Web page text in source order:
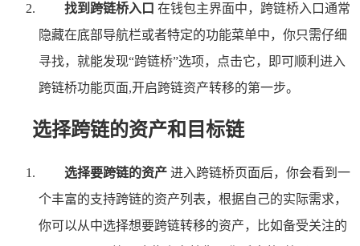
找到跨链桥入口 在钱包主界面中，跨链桥入口通常
隐藏在底部导航栏或者特定的功能菜单中，你只需仔细
寻找，就能发现“跨链桥”选项，点击它，即可顺利进入
跨链桥功能页面,开启跨链资产转移的第一步。
选择跨链的资产和目标链
选择要跨链的资产 进入跨链桥页面后，你会看到一
个丰富的支持跨链的资产列表，根据自己的实际需求，
你可以从中选择想要跨链转移的资产，比如备受关注的